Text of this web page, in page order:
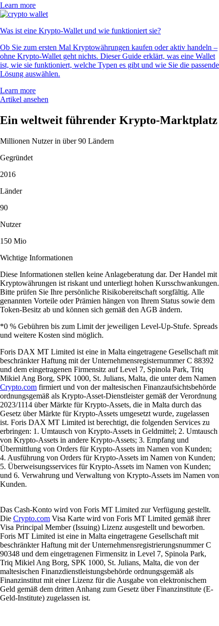
Learn more
Was ist eine Krypto-Wallet und wie funktioniert sie?
Ob Sie zum ersten Mal Kryptowährungen kaufen oder aktiv handeln –
ohne Krypto-Wallet geht nichts. Dieser Guide erklärt, was eine Wallet
ist, wie sie funktioniert, welche Typen es gibt und wie Sie die passende
Lösung auswählen.
Learn more
Artikel ansehen
Ein weltweit führender Krypto-Marktplatz
Millionen Nutzer in über 90 Ländern
Gegründet
2016
Länder
90
Nutzer
150 Mio
Wichtige Informationen
Diese Informationen stellen keine Anlageberatung dar. Der Handel mit
Kryptowährungen ist riskant und unterliegt hohen Kursschwankungen.
Bitte prüfen Sie Ihre persönliche Risikobereitschaft sorgfältig. Alle
genannten Vorteile oder Prämien hängen von Ihrem Status sowie dem
Token-Besitz ab und können sich gemäß den AGB ändern.
*0 % Gebühren bis zum Limit der jeweiligen Level-Up-Stufe. Spreads
und weitere Kosten sind möglich.
Foris DAX MT Limited ist eine in Malta eingetragene Gesellschaft mit
beschränkter Haftung mit der Unternehmensregisternummer C 88392
und dem eingetragenen Firmensitz auf Level 7, Spinola Park, Triq
Mikiel Ang Borg, SPK 1000, St. Julians, Malta, die unter dem Namen
Crypto.com firmiert und von der maltesischen Finanzaufsichtsbehörde
ordnungsgemäß als Krypto-Asset-Dienstleister gemäß der Verordnung
2023/1114 über Märkte für Krypto-Assets, die in Malta durch das
Gesetz über Märkte für Krypto-Assets umgesetzt wurde, zugelassen
ist. Foris DAX MT Limited ist berechtigt, die folgenden Services zu
erbringen: 1. Umtausch von Krypto-Assets in Geldmittel; 2. Umtausch
von Krypto-Assets in andere Krypto-Assets; 3. Empfang und
Übermittlung von Orders für Krypto-Assets im Namen von Kunden;
4. Ausführung von Orders für Krypto-Assets im Namen von Kunden;
5. Überweisungsservices für Krypto-Assets im Namen von Kunden;
und 6. Verwahrung und Verwaltung von Krypto-Assets im Namen von
Kunden.
Das Cash-Konto wird von Foris MT Limited zur Verfügung gestellt.
Die Crypto.com Visa Karte wird von Foris MT Limited gemäß ihrer
Visa Principal Member (Issuing) Lizenz ausgestellt und beworben.
Foris MT Limited ist eine in Malta eingetragene Gesellschaft mit
beschränkter Haftung mit der Unternehmensregistrierungsnummer C
90348 und dem eingetragenen Firmensitz in Level 7, Spinola Park,
Triq Mikiel Ang Borg, SPK 1000, St. Julians, Malta, die von der
maltesischen Finanzdienstleistungsbehörde ordnungsgemäß als
Finanzinstitut mit einer Lizenz für die Ausgabe von elektronischem
Geld gemäß dem dritten Anhang zum Gesetz über Finanzinstitute (E-
Geld-Institute) zugelassen ist.